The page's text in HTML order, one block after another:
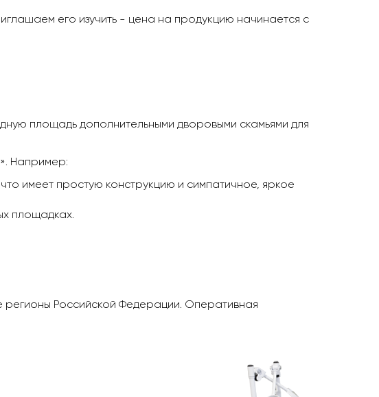
его изучить - цена на продукцию начинается с
площадь дополнительными дворовыми скамьями для
Например:
имеет простую конструкцию и симпатичное, яркое
площадках.
регионы Российской Федерации. Оперативная